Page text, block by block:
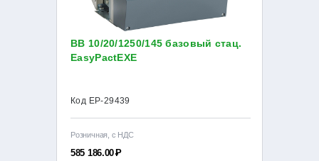
ВВ 10/20/1250/145 базовый стац.
EasyPactEXE
Код EP-29439
Розничная, с НДС
585 186.00Р